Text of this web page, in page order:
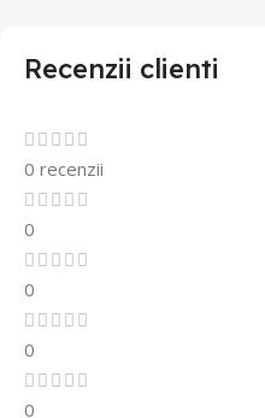
Recenzii clienti
0 recenzii
0
0
0
0